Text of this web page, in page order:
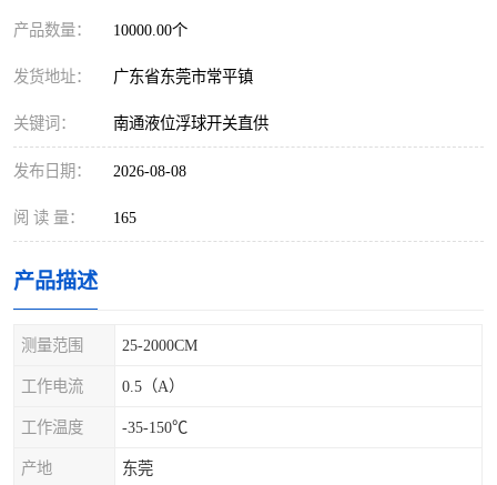
产品数量： 10000.00个
发货地址： 广东省东莞市常平镇
关键词： 南通液位浮球开关直供
发布日期： 2026-08-08
阅 读 量： 165
产品描述
测量范围 25-2000CM
工作电流 0.5（A）
工作温度 -35-150℃
产地 东莞